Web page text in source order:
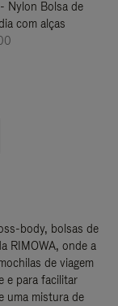
Nylon Bolsa de
com alças
body, bolsas de
RIMOWA, onde a
de viagem
e para facilitar
uma mistura de